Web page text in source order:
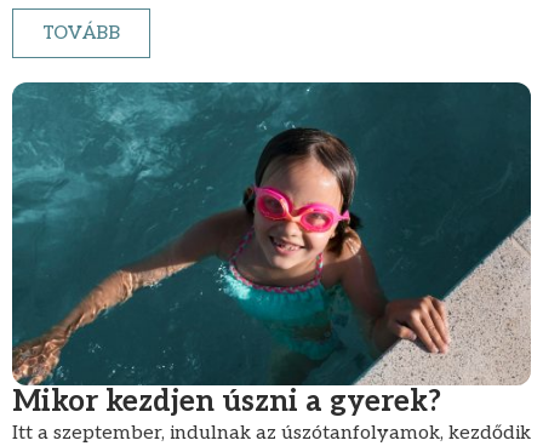
TOVÁBB
Mikor kezdjen úszni a gyerek?
Itt a szeptember, indulnak az úszótanfolyamok, kezdődik